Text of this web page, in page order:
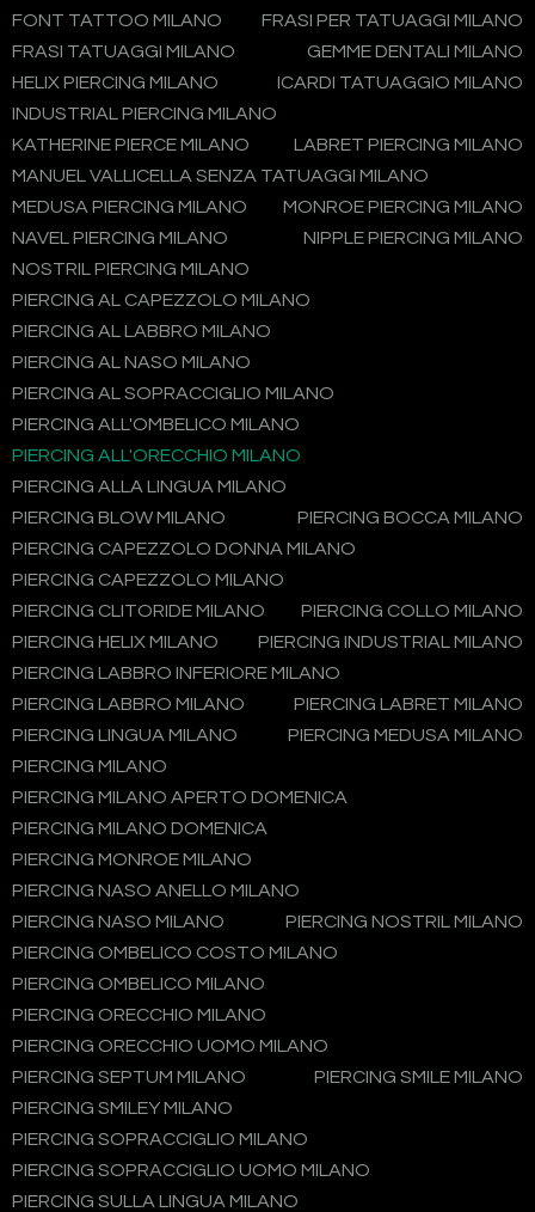
FONT TATTOO MILANO
FRASI PER TATUAGGI MILANO
FRASI TATUAGGI MILANO
GEMME DENTALI MILANO
HELIX PIERCING MILANO
ICARDI TATUAGGIO MILANO
INDUSTRIAL PIERCING MILANO
KATHERINE PIERCE MILANO
LABRET PIERCING MILANO
MANUEL VALLICELLA SENZA TATUAGGI MILANO
MEDUSA PIERCING MILANO
MONROE PIERCING MILANO
NAVEL PIERCING MILANO
NIPPLE PIERCING MILANO
NOSTRIL PIERCING MILANO
PIERCING AL CAPEZZOLO MILANO
PIERCING AL LABBRO MILANO
PIERCING AL NASO MILANO
PIERCING AL SOPRACCIGLIO MILANO
PIERCING ALL'OMBELICO MILANO
PIERCING ALL'ORECCHIO MILANO
PIERCING ALLA LINGUA MILANO
PIERCING BLOW MILANO
PIERCING BOCCA MILANO
PIERCING CAPEZZOLO DONNA MILANO
PIERCING CAPEZZOLO MILANO
PIERCING CLITORIDE MILANO
PIERCING COLLO MILANO
PIERCING HELIX MILANO
PIERCING INDUSTRIAL MILANO
PIERCING LABBRO INFERIORE MILANO
PIERCING LABBRO MILANO
PIERCING LABRET MILANO
PIERCING LINGUA MILANO
PIERCING MEDUSA MILANO
PIERCING MILANO
PIERCING MILANO APERTO DOMENICA
PIERCING MILANO DOMENICA
PIERCING MONROE MILANO
PIERCING NASO ANELLO MILANO
PIERCING NASO MILANO
PIERCING NOSTRIL MILANO
PIERCING OMBELICO COSTO MILANO
PIERCING OMBELICO MILANO
PIERCING ORECCHIO MILANO
PIERCING ORECCHIO UOMO MILANO
PIERCING SEPTUM MILANO
PIERCING SMILE MILANO
PIERCING SMILEY MILANO
PIERCING SOPRACCIGLIO MILANO
PIERCING SOPRACCIGLIO UOMO MILANO
PIERCING SULLA LINGUA MILANO